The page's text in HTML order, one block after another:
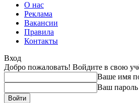
О нас
Реклама
Вакансии
Правила
Контакты
Вход
Добро пожаловать! Войдите в свою
Ваше имя
Ваш пароль